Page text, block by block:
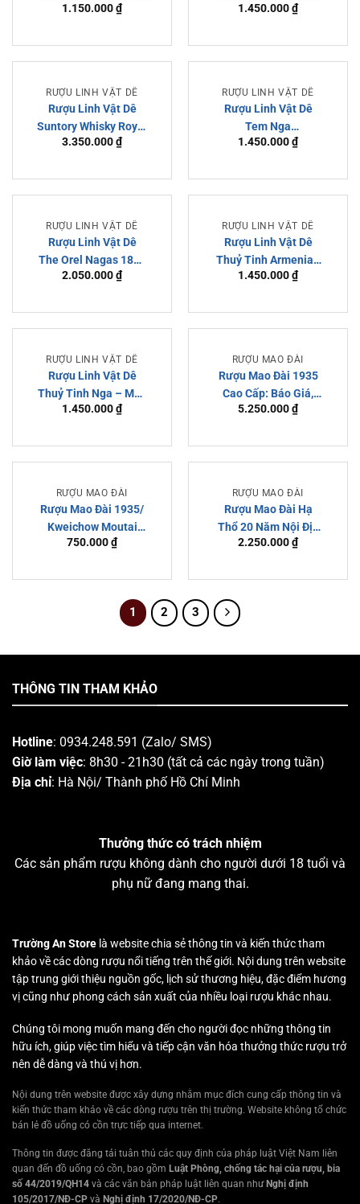
1.150.000₫
Trưng Văn Hoá Trung
1.450.000₫
RƯỢU LINH VẬT DÊ
Rượu Linh Vật Dê
Suntory Whisky Royal
– Đặc Trưng Văn Hoá
3.350.000₫
RƯỢU LINH VẬT DÊ
Rượu Linh Vật Dê
Tem Nga
Shahnazaryan
1.450.000₫
RƯỢU LINH VẬT DÊ
Rượu Linh Vật Dê
The Orel Nagas 1871
Rare Barrel
2.050.000₫
RƯỢU LINH VẬT DÊ
Rượu Linh Vật Dê
Thuỷ Tinh Armenian
– Chính Hãng
1.450.000₫
RƯỢU LINH VẬT DÊ
Rượu Linh Vật Dê
Thuỷ Tinh Nga – Món
Quà Từ Xứ Sở Bạch
1.450.000₫
RƯỢU MAO ĐÀI
Rượu Mao Đài 1935
Cao Cấp: Báo Giá,
Đặc Điểm, Nơi Bán
5.250.000₫
RƯỢU MAO ĐÀI
Rượu Mao Đài 1935/
Kweichow Moutai
1935
750.000₫
RƯỢU MAO ĐÀI
Rượu Mao Đài Hạ
Thổ 20 Năm Nội Địa
Trung Loại Ngon
2.250.000₫
1 2 3
THÔNG TIN THAM KHẢO
Hotline: 0934.248.591 (Zalo/ SMS)
Giờ làm việc: 8h30 - 21h30 (tất cả các ngày trong tuần)
Địa chỉ: Hà Nội/ Thành phố Hồ Chí Minh
Thưởng thức có trách nhiệm
Các sản phẩm rượu không dành cho người dưới 18 tuổi và
phụ nữ đang mang thai.
Trường An Store là website chia sẻ thông tin và kiến thức tham
khảo về các dòng rượu nổi tiếng trên thế giới. Nội dung trên website
tập trung giới thiệu nguồn gốc, lịch sử thương hiệu, đặc điểm hương
vị cũng như phong cách sản xuất của nhiều loại rượu khác nhau.
Chúng tôi mong muốn mang đến cho người đọc những thông tin
hữu ích, giúp việc tìm hiểu và tiếp cận văn hóa thưởng thức rượu trở
nên dễ dàng và thú vị hơn.
Nội dung trên website được xây dựng nhằm mục đích cung cấp thông tin và
kiến thức tham khảo về các dòng rượu trên thị trường. Website không tổ chức
bán lẻ đồ uống có cồn trực tiếp qua internet.
Thông tin được đăng tải tuân thủ các quy định của pháp luật Việt Nam liên
quan đến đồ uống có cồn, bao gồm Luật Phòng, chống tác hại của rượu, bia
số 44/2019/QH14 và các văn bản pháp luật liên quan như Nghị định
105/2017/NĐ-CP và Nghị định 17/2020/NĐ-CP.